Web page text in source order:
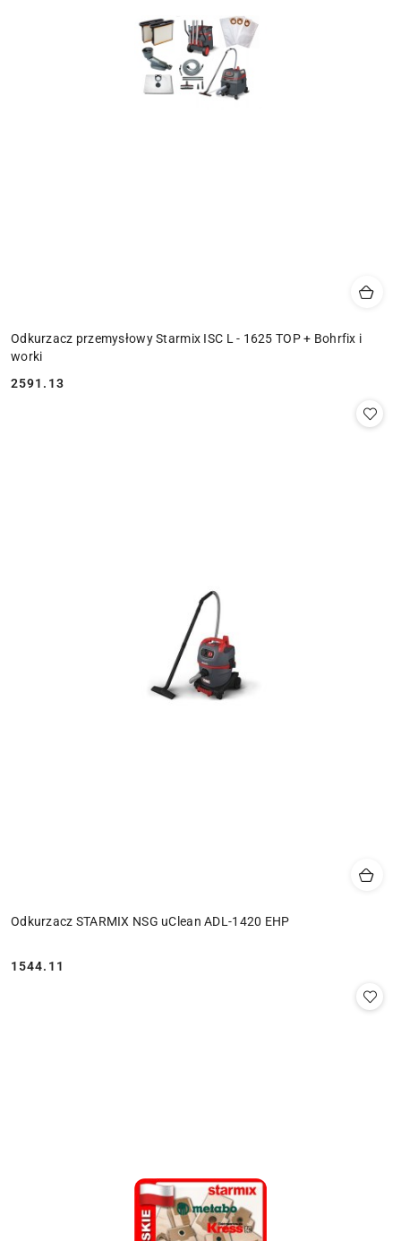
Odkurzacz przemysłowy Starmix ISC L - 1625 TOP + Bohrfix i
worki
Cena:
2591.13
Odkurzacz STARMIX NSG uClean ADL-1420 EHP
Cena:
1544.11